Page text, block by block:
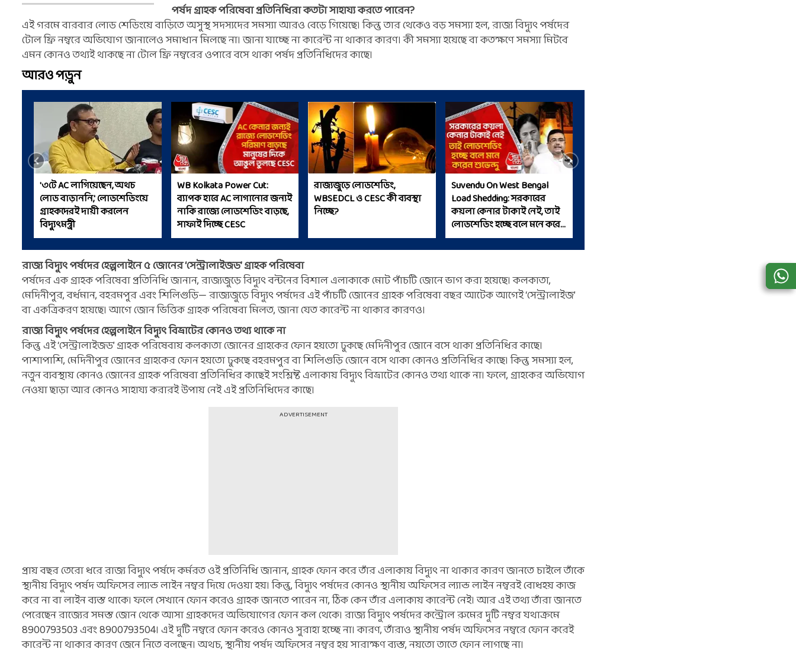
পর্ষদ গ্রাহক পরিষেবা প্রতিনিধিরা কতটা সাহায্য করতে পারেন?
এই গরমে বারবার লোড শেডিংয়ে বাড়িতে অসুস্থ সদস্যদের সমস্যা আরও বেড়ে গিয়েছে। কিন্তু তার থেকেও বড় সমস্যা হল, রাজ্য বিদ্যুৎ পর্ষদের
টোল ফ্রি নম্বরে অভিযোগ জানালেও সমাধান মিলছে না। জানা যাচ্ছে না কারেন্ট না থাকার কারণ। কী সমস্যা হয়েছে বা কতক্ষণে সমস্যা মিটবে
এমন কোনও তথ্যই থাকছে না টোল ফ্রি নম্বরের ওপারে বসে থাকা পর্ষদ প্রতিনিধিদের কাছে।
আরও পড়ুন
'৩টে AC লাগিয়েছেন, অথচ
লোড বাড়াননি,' লোডশেডিংয়ে
গ্রাহকদেরই দায়ী করলেন
বিদ্যুত্‍মন্ত্রী
WB Kolkata Power Cut:
ব্যাপক হারে AC লাগানোর জন্যই
নাকি রাজ্যে লোডশেডিং বাড়ছে,
সাফাই দিচ্ছে CESC
রাজ্যজুড়ে লোডশেডিং,
WBSEDCL ও CESC কী ব্যবস্থা
নিচ্ছে?
Suvendu On West Bengal
Load Shedding: সরকারের
কয়লা কেনার টাকাই নেই, তাই
লোডশেডিং হচ্ছে বলে মনে করেন
শুভেন্দু
রাজ্য বিদ্যুৎ পর্ষদের হেল্পলাইনে ৫ জোনের ‘সেন্ট্রালাইজড’ গ্রাহক পরিষেবা
পর্ষদের এক গ্রাহক পরিষেবা প্রতিনিধি জানান, রাজ্যজুড়ে বিদ্যুৎ বন্টনের বিশাল এলাকাকে মোট পাঁচটি জোনে ভাগ করা হয়েছে। কলকাতা,
মেদিনীপুর, বর্ধমান, বহরমপুর এবং শিলিগুড়ি— রাজ্যজুড়ে বিদ্যুৎ পর্ষদের এই পাঁচটি জোনের গ্রাহক পরিষেবা বছর আটেক আগেই ‘সেন্ট্রালাইজ’
বা একত্রিকরণ হয়েছে। আগে জোন ভিত্তিক গ্রাহক পরিষেবা মিলত, জানা যেত কারেন্ট না থাকার কারণও।
রাজ্য বিদ্যুৎ পর্ষদের হেল্পলাইনে বিদ্যুৎ বিভ্রাটের কোনও তথ্য থাকে না
কিন্তু এই ‘সেন্ট্রালাইজড’ গ্রাহক পরিষেবায় কলকাতা জোনের গ্রাহকের ফোন হয়তো ঢুকছে মেদিনীপুর জোনে বসে থাকা প্রতিনিধির কাছে।
পাশাপাশি, মেদিনীপুর জোনের গ্রাহকের ফোন হয়তো ঢুকছে বহরমপুর বা শিলিগুড়ি জোনে বসে থাকা কোনও প্রতিনিধির কাছে। কিন্তু সমস্যা হল,
নতুন ব্যবস্থায় কোনও জোনের গ্রাহক পরিষেবা প্রতিনিধির কাছেই সংশ্লিষ্ট এলাকায় বিদ্যুৎ বিভ্রাটের কোনও তথ্য থাকে না। ফলে, গ্রাহকের অভিযোগ
নেওয়া ছাড়া আর কোনও সাহায্য করারই উপায় নেই এই প্রতিনিধিদের কাছে।
ADVERTISEMENT
প্রায় বছর তেরো ধরে রাজ্য বিদ্যুৎ পর্ষদে কর্মরত ওই প্রতিনিধি জানান, গ্রাহক ফোন করে তাঁর এলাকায় বিদ্যুৎ না থাকার কারণ জানতে চাইলে তাঁকে
স্থানীয় বিদ্যুৎ পর্ষদ অফিসের ল্যান্ড লাইন নম্বর দিয়ে দেওয়া হয়। কিন্তু, বিদ্যুৎ পর্ষদের কোনও স্থানীয় অফিসের ল্যান্ড লাইন নম্বরই বোধহয় কাজ
করে না বা লাইন ব্যস্ত থাকে। ফলে সেখানে ফোন করেও গ্রাহক জানতে পারেন না, ঠিক কেন তাঁর এলাকায় কারেন্ট নেই। আর এই তথ্য তাঁরা জানতে
পেরেছেন রাজ্যের সমস্ত জোন থেকে আসা গ্রাহকদের অভিযোগের ফোন কল থেকে। রাজ্য বিদ্যুৎ পর্ষদের কন্ট্রোল রুমের দুটি নম্বর যথাক্রমে
8900793503 এবং 8900793504। এই দুটি নম্বরে ফোন করেও কোনও সুরাহা হচ্ছে না। কারণ, তাঁরাও স্থানীয় পর্ষদ অফিসের নম্বরে ফোন করেই
কারেন্ট না থাকার কারণ জেনে নিতে বলছেন। অথচ, স্থানীয় পর্ষদ অফিসের নম্বর হয় সারাক্ষণ ব্যস্ত, নয়তো তাতে ফোন লাগছে না।